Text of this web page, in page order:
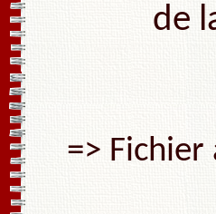
de
=>